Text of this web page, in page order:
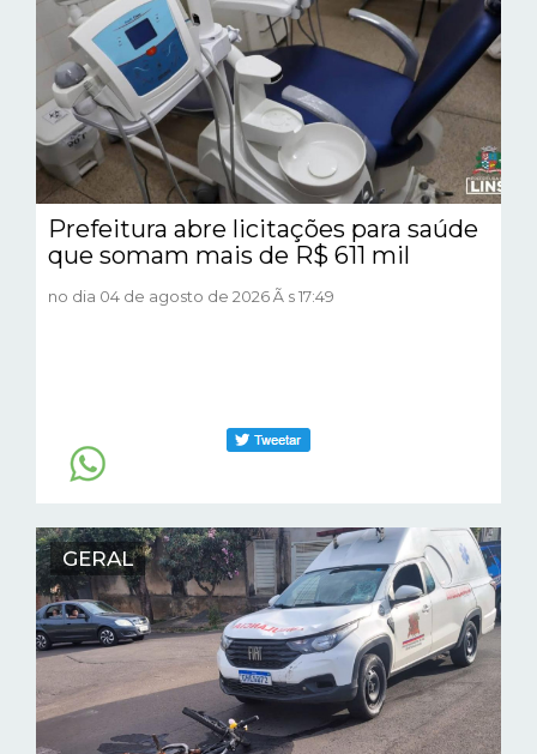
Prefeitura abre licitações para saúde
que somam mais de R$ 611 mil
no dia 04 de agosto de 2026 Ã s 17:49
GERAL